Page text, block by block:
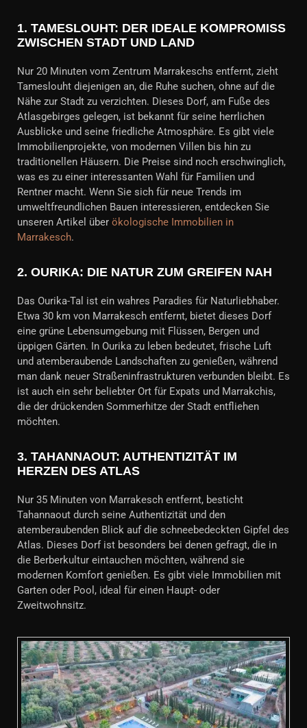
1. TAMESLOUHT: DER IDEALE KOMPROMISS
ZWISCHEN STADT UND LAND
Nur 20 Minuten vom Zentrum Marrakeschs entfernt, zieht
Tameslouht diejenigen an, die Ruhe suchen, ohne auf die
Nähe zur Stadt zu verzichten. Dieses Dorf, am Fuße des
Atlasgebirges gelegen, ist bekannt für seine herrlichen
Ausblicke und seine friedliche Atmosphäre. Es gibt viele
Immobilienprojekte, von modernen Villen bis hin zu
traditionellen Häusern. Die Preise sind noch erschwinglich,
was es zu einer interessanten Wahl für Familien und
Rentner macht. Wenn Sie sich für neue Trends im
umweltfreundlichen Bauen interessieren, entdecken Sie
unseren Artikel über ökologische Immobilien in
Marrakesch.
2. OURIKA: DIE NATUR ZUM GREIFEN NAH
Das Ourika-Tal ist ein wahres Paradies für Naturliebhaber.
Etwa 30 km von Marrakesch entfernt, bietet dieses Dorf
eine grüne Lebensumgebung mit Flüssen, Bergen und
üppigen Gärten. In Ourika zu leben bedeutet, frische Luft
und atemberaubende Landschaften zu genießen, während
man dank neuer Straßeninfrastrukturen verbunden bleibt. Es
ist auch ein sehr beliebter Ort für Expats und Marrakchis,
die der drückenden Sommerhitze der Stadt entfliehen
möchten.
3. TAHANNAOUT: AUTHENTIZITÄT IM
HERZEN DES ATLAS
Nur 35 Minuten von Marrakesch entfernt, besticht
Tahannaout durch seine Authentizität und den
atemberaubenden Blick auf die schneebedeckten Gipfel des
Atlas. Dieses Dorf ist besonders bei denen gefragt, die in
die Berberkultur eintauchen möchten, während sie
modernen Komfort genießen. Es gibt viele Immobilien mit
Garten oder Pool, ideal für einen Haupt- oder
Zweitwohnsitz.